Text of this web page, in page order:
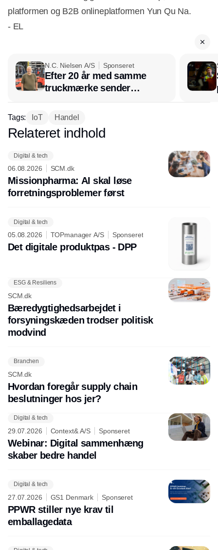
platformen og B2B onlineplatformen Yun Qu Na.
- EL
N.C. Nielsen A/S Sponseret
Efter 20 år med samme
truckmærke sender
lagerchef stafetten videre
hos INOX
Tags: IoT Handel
Annonce
Relateret indhold
Digital & tech
06.08.2026 SCM.dk
Missionpharma: AI skal løse
forretningsproblemer først
Digital & tech
05.08.2026 TOPmanager A/S Sponseret
Det digitale produktpas - DPP
ESG & Resiliens
SCM.dk
Bæredygtighedsarbejdet i
forsyningskæden trodser politisk
modvind
Branchen
SCM.dk
Hvordan foregår supply chain
beslutninger hos jer?
Digital & tech
29.07.2026 Context& A/S Sponseret
Webinar: Digital sammenhæng
skaber bedre handel
Digital & tech
27.07.2026 GS1 Denmark Sponseret
PPWR stiller nye krav til
emballagedata